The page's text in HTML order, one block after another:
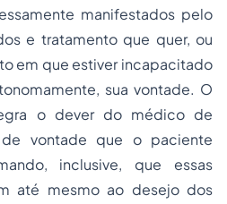
manifestados pelo
e tratamento que quer, ou
em que estiver incapacitado
sua vontade. O
o dever do médico de
vontade que o paciente
inclusive, que essas
até mesmo ao desejo dos